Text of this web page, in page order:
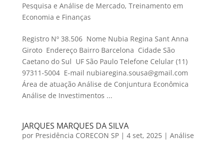
Pesquisa e Análise de Mercado, Treinamento em
Economia e Finanças
Registro Nº 38.506 Nome Nubia Regina Sant Anna
Giroto Endereço Bairro Barcelona Cidade São
Caetano do Sul UF São Paulo Telefone Celular (11)
97311-5004 E-mail nubiaregina.sousa@gmail.com
Área de atuação Análise de Conjuntura Econômica
Análise de Investimentos ...
JARQUES MARQUES DA SILVA
por Presidência CORECON SP| 4 set, 2025| Análise